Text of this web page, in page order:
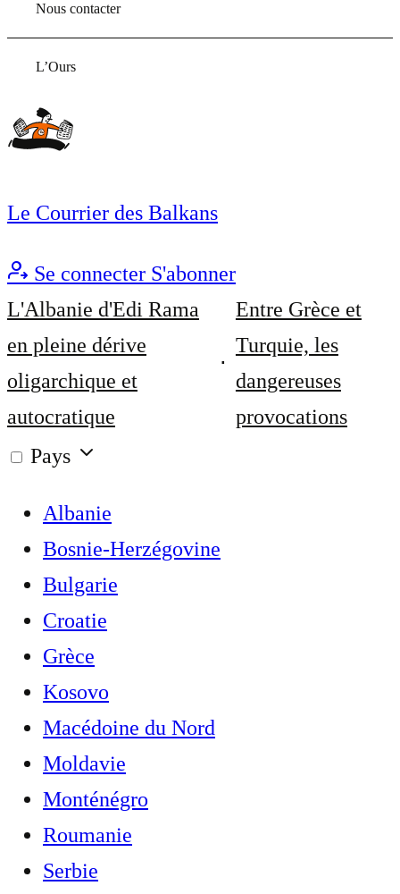
Nous contacter
L’Ours
Le Courrier des Balkans
Se connecter S'abonner
L'Albanie d'Edi Rama
en pleine dérive
oligarchique et
autocratique
Entre Grèce et
Turquie, les
dangereuses
provocations
Pays
Albanie
Bosnie-Herzégovine
Bulgarie
Croatie
Grèce
Kosovo
Macédoine du Nord
Moldavie
Monténégro
Roumanie
Serbie